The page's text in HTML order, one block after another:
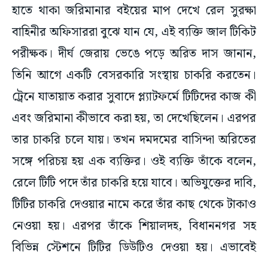
হাতে থাকা জরিমানার বইয়ের মাপ দেখে রেল সুরক্ষা
বাহিনীর অফিসাররা বুঝে যান যে, এই ব্যক্তি জাল টিকিট
পরীক্ষক। দীর্ঘ জেরায় ভেঙে পড়ে অরিত দাস জানান,
তিনি আগে একটি বেসরকারি সংস্থায় চাকরি করতেন।
ট্রেনে যাতায়াত করার সুবাদে প্ল্যাটফর্মে টিটিদের কাজ কী
এবং জরিমানা কীভাবে করা হয়, তা দেখেছিলেন। এরপর
তার চাকরি চলে যায়। তখন দমদমের বাসিন্দা অরিতের
সঙ্গে পরিচয় হয় এক ব্যক্তির। ওই ব্যক্তি তাঁকে বলেন,
রেলে টিটি পদে তাঁর চাকরি হয়ে যাবে। অভিযুক্তের দাবি,
টিটির চাকরি দেওয়ার নামে করে তাঁর কাছ থেকে টাকাও
নেওয়া হয়। এরপর তাঁকে শিয়ালদহ, বিধাননগর সহ
বিভিন্ন স্টেশনে টিটির ডিউটিও দেওয়া হয়। এভাবেই